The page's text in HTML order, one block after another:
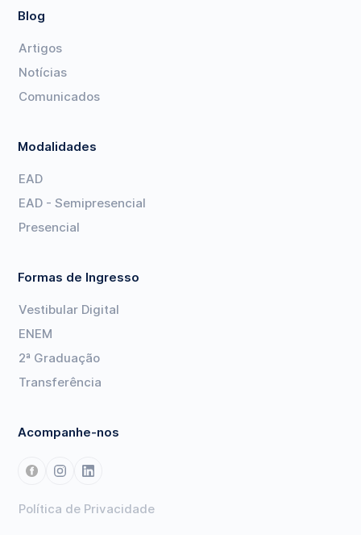
Blog
Artigos
Notícias
Comunicados
Modalidades
EAD
EAD - Semipresencial
Presencial
Formas de Ingresso
Vestibular Digital
ENEM
2ª Graduação
Transferência
Acompanhe-nos
Política de Privacidade